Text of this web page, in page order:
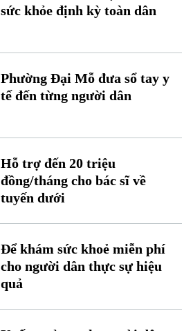
sức khỏe định kỳ toàn dân
Phường Đại Mỗ đưa sổ tay y
tế đến từng người dân
Hỗ trợ đến 20 triệu
đồng/tháng cho bác sĩ về
tuyến dưới
Để khám sức khoẻ miễn phí
cho người dân thực sự hiệu
quả